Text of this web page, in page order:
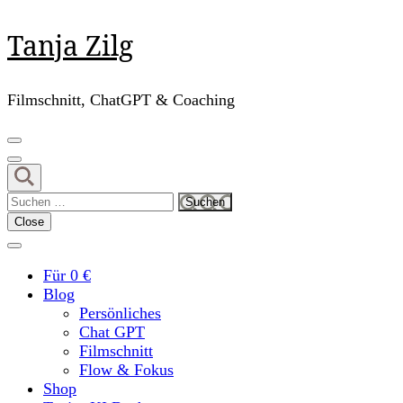
Skip
to
(Press
Enter)
Tanja Zilg
Filmschnitt, ChatGPT & Coaching
Suchen
nach:
Close
Für 0 €
Blog
Persönliches
Chat GPT
Filmschnitt
Flow & Fokus
Shop